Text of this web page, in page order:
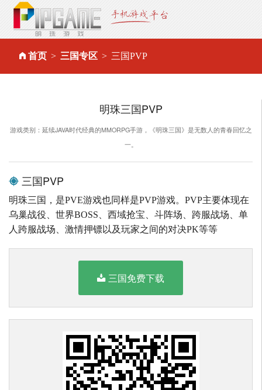
首页 三国专区 三国PVP
明珠三国PVP
游戏类别：延续JAVA时代经典的MMORPG手游，《明珠三国》是无数人的青春回忆之
一。
三国PVP
明珠三国，是PVE游戏也同样是PVP游戏。PVP主要体现在
乌巢战役、世界BOSS、西域抢宝、斗阵场、跨服战场、单
人跨服战场、激情押镖以及玩家之间的对决PK等等
三国免费下载